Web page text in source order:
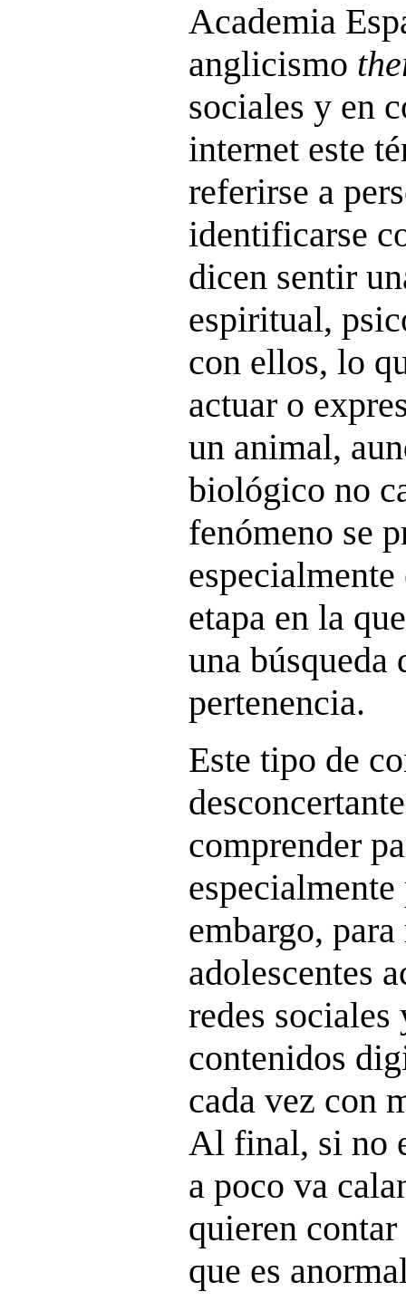
Academia
anglicismo
sociales y en
internet este
referirse a
identificarse
dicen sentir
espiritual,
con ellos, lo
actuar o
un animal,
biológico no
fenómeno se
especialmente
etapa en la
una búsqueda
pertenencia.
Este tipo de
comprender
embargo,
adolescentes
redes sociales
contenidos
cada vez con
Al final, si no
a poco va
quieren
que es